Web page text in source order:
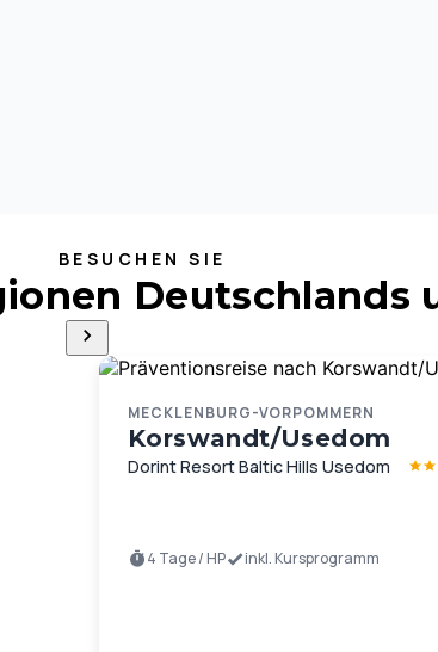
BESUCHEN SIE
Deutschlands
MECKLENBURG-VORPOMMERN
Korswandt/Usedom
Dorint Resort Baltic Hills Usedom
4 Tage / HP inkl. Kursprogramm